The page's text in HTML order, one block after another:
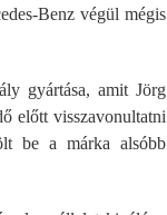
Benz végül mégis
gyártása, amit Jörg
előtt visszavonultatni
be a márka alsóbb